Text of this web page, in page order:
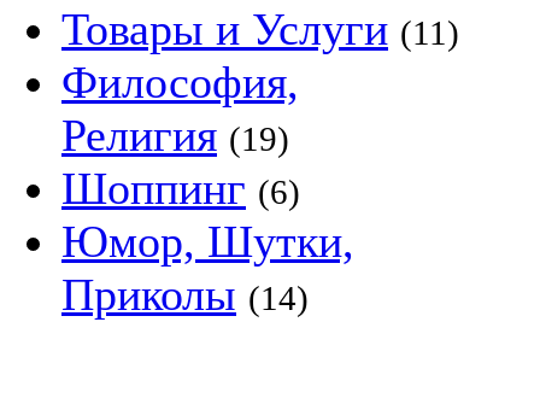
Товары и Услуги (11)
Философия,
Религия (19)
Шоппинг (6)
Юмор, Шутки,
Приколы (14)